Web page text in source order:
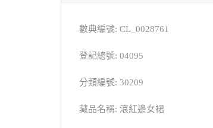
數典編號: CL_0028761
登記總號: 04095
分類編號: 30209
藏品名稱: 滾紅邊女裙